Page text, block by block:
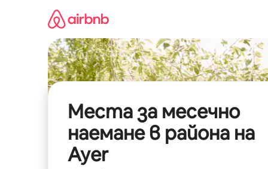
съдържанието
Места за месечно
наемане в района на
Ayer